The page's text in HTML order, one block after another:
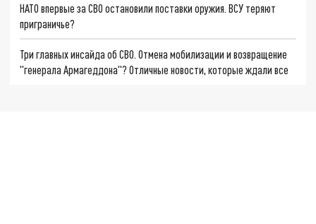
НАТО впервые за СВО остановили поставки оружия. ВСУ теряют
приграничье?
Три главных инсайда об СВО. Отмена мобилизации и возвращение
"генерала Армагеддона"? Отличные новости, которые ждали все